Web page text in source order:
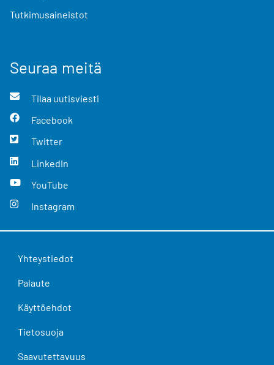
Tutkimusaineistot
Seuraa meitä
Tilaa uutisviesti
Facebook
Twitter
LinkedIn
YouTube
Instagram
Yhteystiedot
Palaute
Käyttöehdot
Tietosuoja
Saavutettavuus